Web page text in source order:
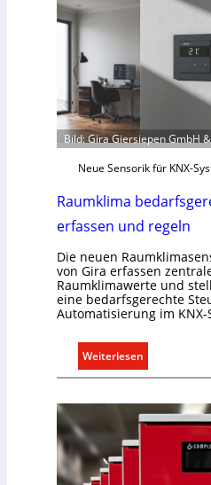
m
i
k
a
i
o
m
i
t
S
t
m
.
Bild: Gira Giersiepen GmbH &
Neue Sensorik für KNX-
Raumklima
erfassen und regeln
Die neuen
von Gira erfassen
Raumklimawerte und
eine bedarfsgerechte
Automatisierung im
Weiterlesen
R
u
m